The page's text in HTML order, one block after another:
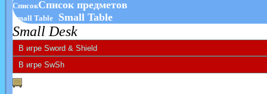
СписокСписок предметов
Small Table Small Table
Small Desk